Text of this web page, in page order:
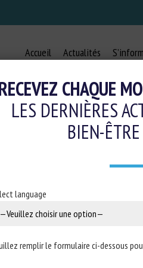
Accueil Actualités
OF
CHAQUE
LES DERNIÈRES
BIEN-
language
remplir le formulaire ci-dessous